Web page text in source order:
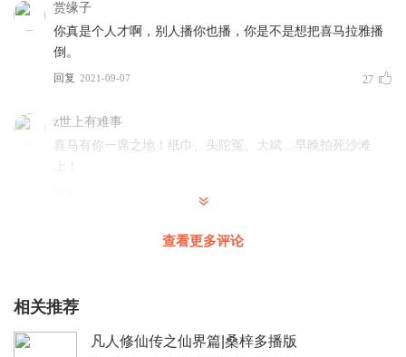
赏缘子
你真是个人才啊，别人播你也播，你是不是想把喜马拉雅播
倒。
回复 2021-09-07 27
z世上有难事
喜马有你一席之地！纸巾、头陀冤、大斌…早晚拍死沙滩
随缘_HEf
大侄女你讲的真好，一惊一炸的，好好讲长大了肯定是个好
查看更多评论
相关推荐
凡人修仙传之仙界篇|桑梓多播版